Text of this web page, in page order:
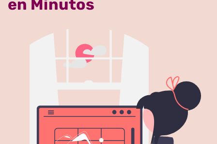
en Minutos